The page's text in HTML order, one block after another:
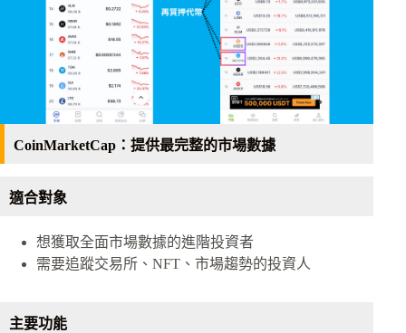
CoinMarketCap：提供最完整的市場數據
適合對象
想獲取全面市場數據的進階投資者
需要追蹤交易所、NFT、市場趨勢的投資人
主要功能